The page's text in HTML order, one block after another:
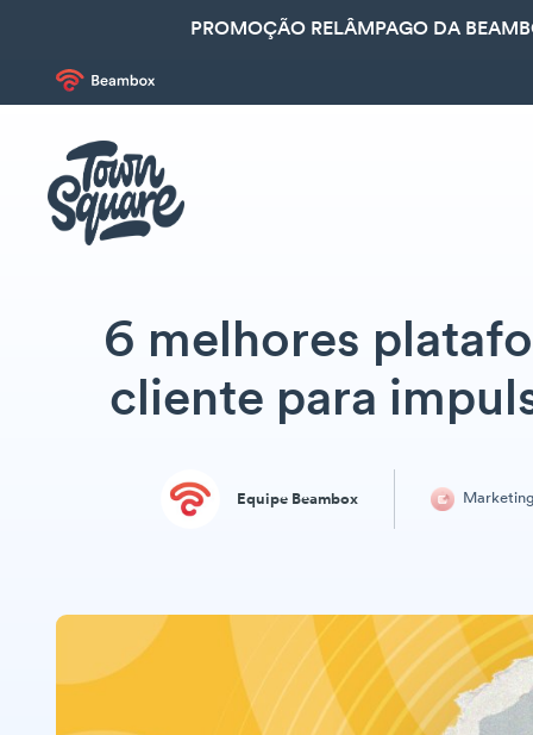
PROMOÇÃO RELÂMPAGO DA
6 melhores
cliente para
Equipe Beambox